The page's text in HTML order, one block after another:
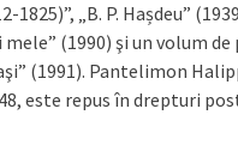
„B. P. Hașdeu”
(1990) şi un volum
(1991). Pantelimon
este repus în drepturi